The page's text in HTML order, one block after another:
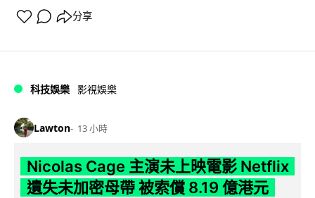
分享
科技娛樂 影視娛樂
Lawton 13 小時
Nicolas Cage 主演未上映電影 Netflix
遺失未加密母帶 被索償 8.19 億港元